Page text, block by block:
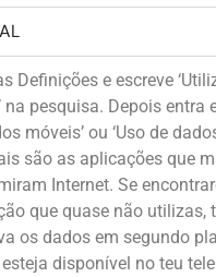
Definições e escreve
na pesquisa. Depois entra
móveis’ ou ‘Uso de
são as aplicações que
Internet. Se
que quase não utilizas,
os dados em segundo
disponível no teu